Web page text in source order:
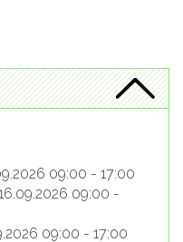
09:00 - 17:00
09:00 -
09:00 - 17:00